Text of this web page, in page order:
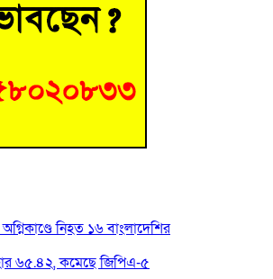
নিহত ১৬ বাংলাদেশির
৬৫.৪২, কমেছে জিপিএ-৫